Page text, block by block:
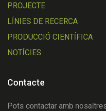
PROJECTE
LÍNIES DE RECERCA
PRODUCCIÓ CIENTÍFICA
NOTÍCIES
Contacte
Pots contactar amb